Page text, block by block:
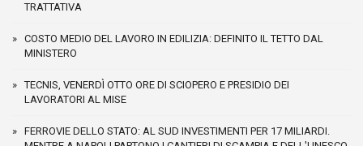
TRATTATIVA
COSTO MEDIO DEL LAVORO IN EDILIZIA: DEFINITO IL TETTO DAL
MINISTERO
TECNIS, VENERDÌ OTTO ORE DI SCIOPERO E PRESIDIO DEI
LAVORATORI AL MISE
FERROVIE DELLO STATO: AL SUD INVESTIMENTI PER 17 MILIARDI.